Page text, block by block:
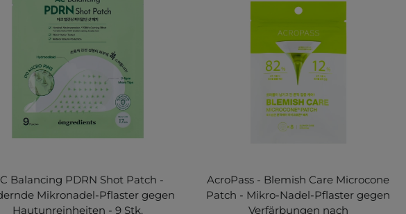
Balancing PDRN Shot Patch -
Mikronadel-Pflaster gegen
Hautunreinheiten - 9 Stk.
AcroPass - Blemish Care Microcone
Patch - Mikro-Nadel-Pflaster gegen
Verfärbungen nach